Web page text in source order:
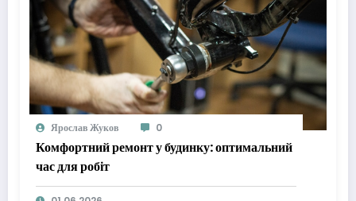
Ярослав Жуков 0
Комфортний ремонт у будинку: оптимальний
час для робіт